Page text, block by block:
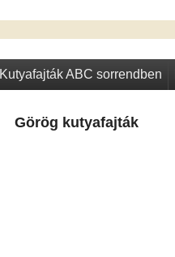
Kutyafajták ABC sorrendben
Görög kutyafajták